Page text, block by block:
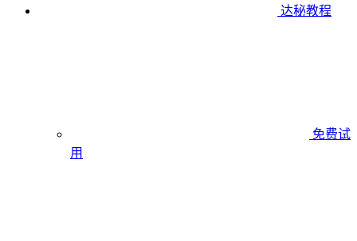
达秘教程
免费试
用